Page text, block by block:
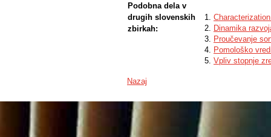
Podobna dela v
drugih slovenskih
zbirkah:
Dinamika
Proučevanje
Pomološko
Vpliv stopnje
Nazaj